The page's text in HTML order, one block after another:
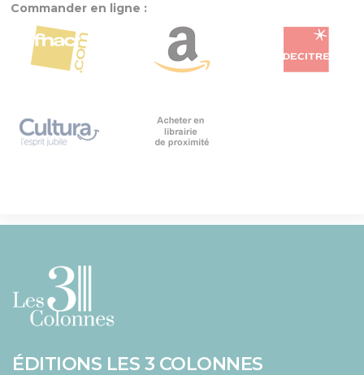
Commander en ligne :
ÉDITIONS LES 3 COLONNES